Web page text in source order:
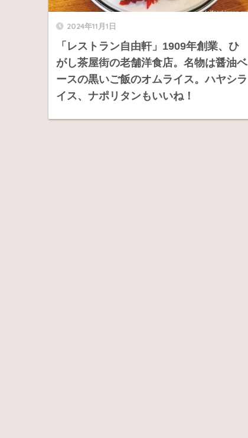
2024年11月1日
「レストラン自由軒」1909年創業、ひ
がし茶屋街の老舗洋食店。名物は醤油ベ
ースの黒いご飯のオムライス。ハヤシラ
イス、ナポリタンもいいね！